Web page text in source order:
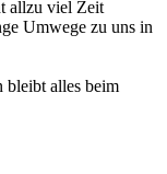
allzu viel Zeit
Umwege zu uns in
bleibt alles beim